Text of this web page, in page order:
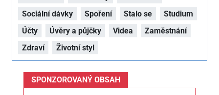
Sociální dávky
Spoření Stalo se
Studium
Účty
Úvěry a půjčky Videa
Zaměstnání
Zdraví
Životní styl
SPONZOROVANÝ OBSAH